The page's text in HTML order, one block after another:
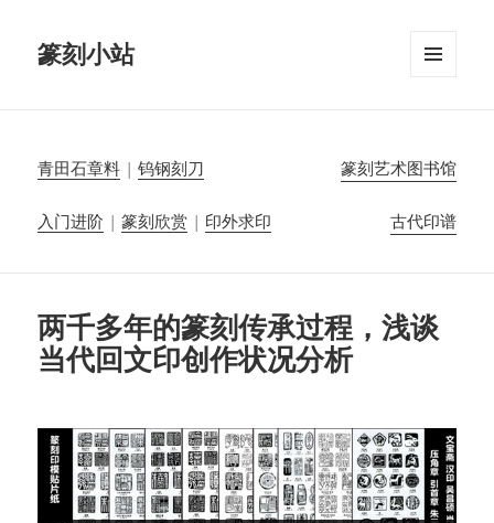
篆刻小站
青田石章料 |钨钢刻刀 篆刻艺术图书馆
入门进阶 |篆刻欣赏 | 印外求印 古代印谱
两千多年的篆刻传承过程，浅谈
当代回文印创作状况分析